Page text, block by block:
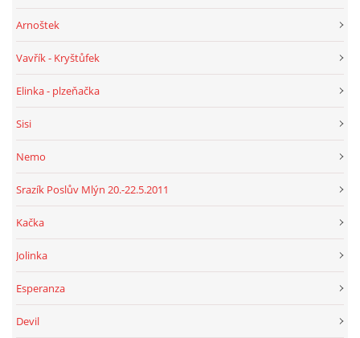
Arnoštek
Vavřík - Kryštůfek
Elinka - plzeňačka
Sisi
Nemo
Srazík Poslův Mlýn 20.-22.5.2011
Kačka
Jolinka
Esperanza
Devil